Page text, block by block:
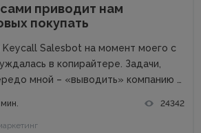
приводит нам
покупать
Keycall Salesbot на момент моего с
в копирайтере. Задачи,
мной – «выводить» компанию в
но все же ясная – мне
мин. 24342